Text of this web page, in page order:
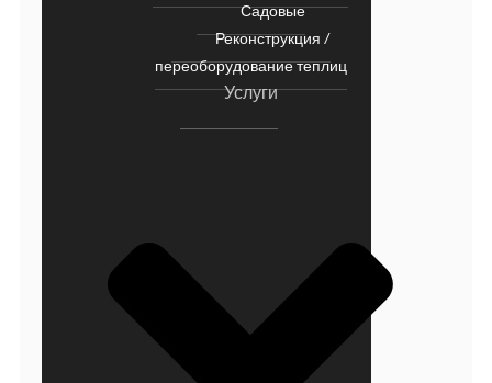
Садовые
Реконструкция /
переоборудование теплиц
Услуги